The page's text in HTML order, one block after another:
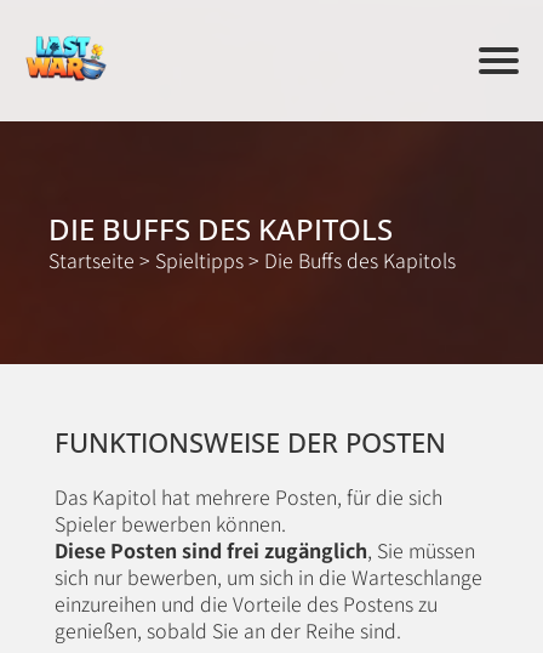
DIE BUFFS DES KAPITOLS
Startseite > Spieltipps> Die Buffs des Kapitols
FUNKTIONSWEISE DER POSTEN
Das Kapitol hat mehrere Posten, für die sich
Spieler bewerben können.
Diese Posten sind frei zugänglich, Sie müssen
sich nur bewerben, um sich in die Warteschlange
einzureihen und die Vorteile des Postens zu
genießen, sobald Sie an der Reihe sind.